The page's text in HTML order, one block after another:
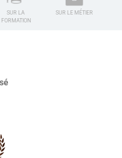
SUR LA
FORMATION
SUR LE MÉTIER